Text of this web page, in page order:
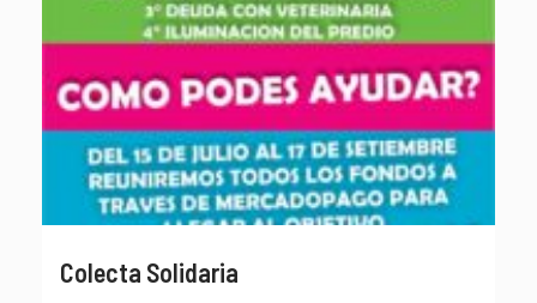
Colecta Solidaria